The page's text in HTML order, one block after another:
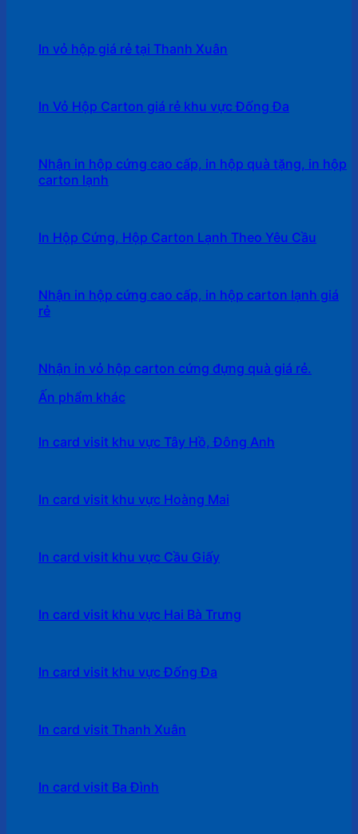
In vỏ hộp giá rẻ tại Thanh Xuân
In Vỏ Hộp Carton giá rẻ khu vực Đống Đa
Nhận in hộp cứng cao cấp, in hộp quà tặng, in hộp
carton lạnh
In Hộp Cứng, Hộp Carton Lạnh Theo Yêu Cầu
Nhận in hộp cứng cao cấp, in hộp carton lạnh giá
rẻ
Nhận in vỏ hộp carton cứng đựng quà giá rẻ.
Ấn phẩm khác
In card visit khu vực Tây Hồ, Đông Anh
In card visit khu vực Hoàng Mai
In card visit khu vực Cầu Giấy
In card visit khu vực Hai Bà Trưng
In card visit khu vực Đống Đa
In card visit Thanh Xuân
In card visit Ba Đình